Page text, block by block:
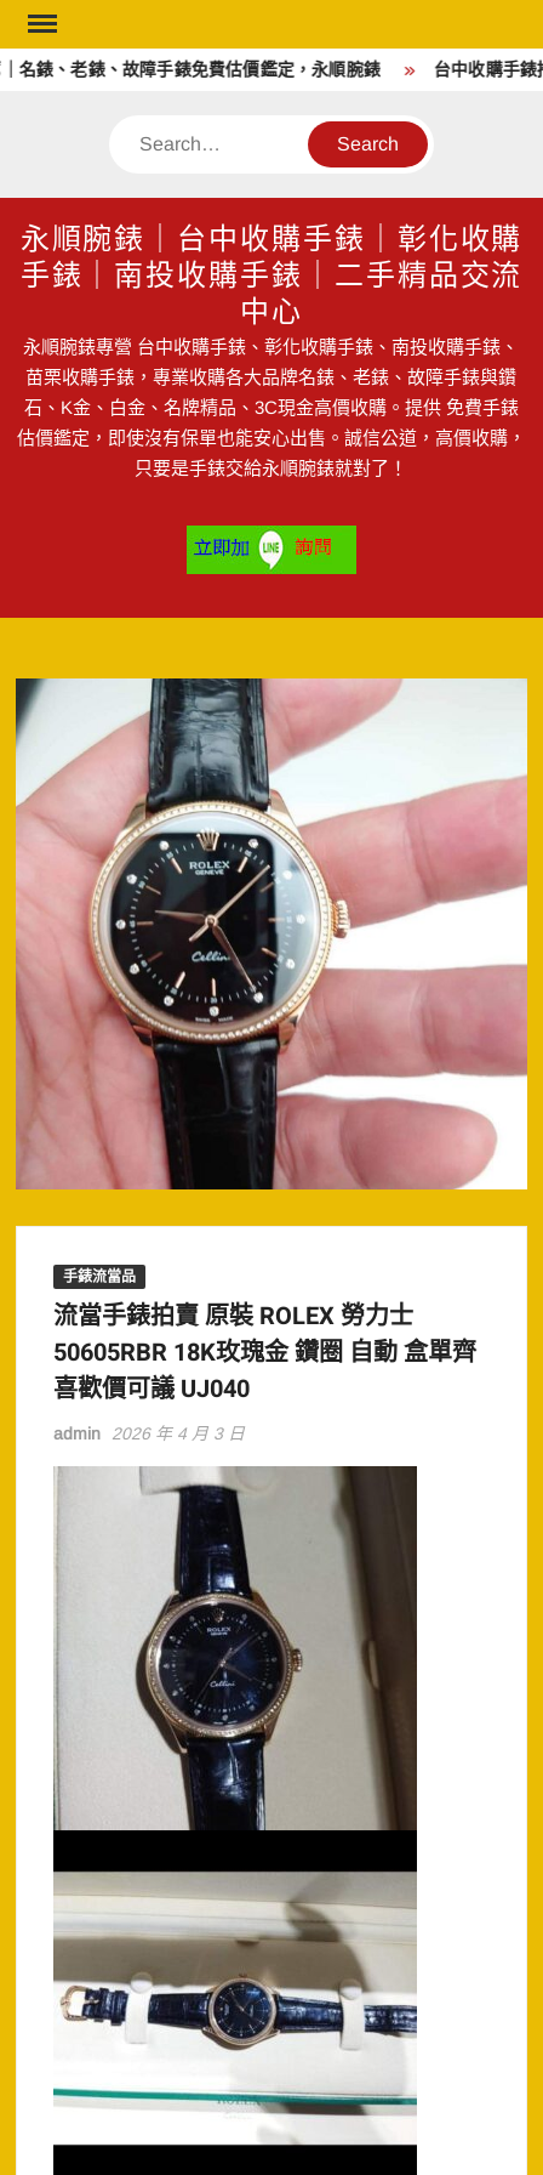
Skip
to
content
錶、老錶、故障手錶免費估價鑑定，永順腕錶 台中收購手錶
Search
永順腕錶｜台中收購手錶｜彰化收購
手錶｜南投收購手錶｜二手精品交流
中心
永順腕錶專營 台中收購手錶、彰化收購手錶、南投收購手錶、
苗栗收購手錶，專業收購各大品牌名錶、老錶、故障手錶與鑽
石、K金、白金、名牌精品、3C現金高價收購。提供 免費手錶
估價鑑定，即使沒有保單也能安心出售。誠信公道，高價收購，
只要是手錶交給永順腕錶就對了！
手錶流當品
流當手錶拍賣 原裝 ROLEX 勞力士
50605RBR 18K玫瑰金 鑽圈 自動 盒單齊
喜歡價可議 UJ040
admin 2026 年 4 月 3 日